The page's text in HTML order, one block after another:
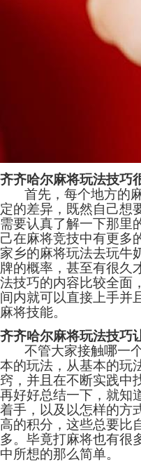
齐齐哈尔麻将玩法技巧
首先，每个地方的麻
定的差异，既然自己想
需要认真了解一下那里
己在麻将竞技中有更多
家乡的麻将玩法去玩牛
牌的概率，甚至有很久
法技巧的内容比较全面
间内就可以直接上手并
麻将技能。
齐齐哈尔麻将玩法技巧
不管大家接触哪一个
本的玩法，从基本的玩
窍，并且在不断实践中
再好好总结一下，就知
着手，以及以怎样的方
高的积分，这些总要比
多。毕竟打麻将也有很
中所想的那么简单。